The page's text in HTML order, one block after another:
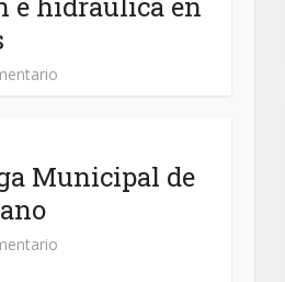
Municipal de